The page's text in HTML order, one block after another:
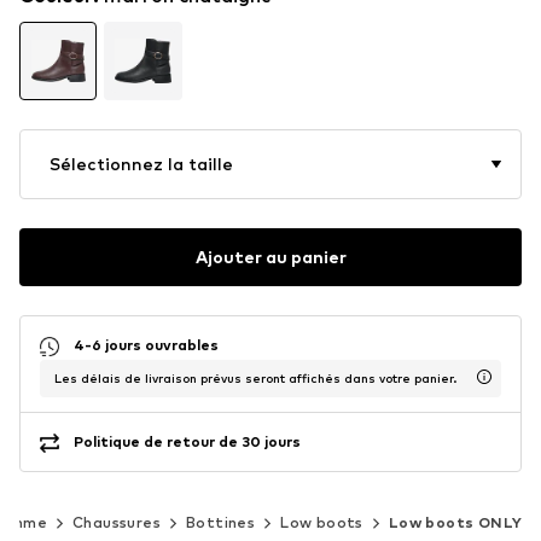
Sélectionnez la taille
Ajouter au panier
4-6 jours ouvrables
Les délais de livraison prévus seront affichés dans votre panier.
Politique de retour de 30 jours
Chaussures Bottines Low boots Low boots ONLY